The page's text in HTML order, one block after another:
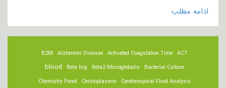
ادامه مطلب
ACT
Activated Coagulation Time
Alzheimer Disease
B2M
Bacterial Culture
Beta2 Microglobulin
Beta hcg
blood
Cerebrospinal Fluid Analysis
Ceruloplasmin
Chemistry Panel